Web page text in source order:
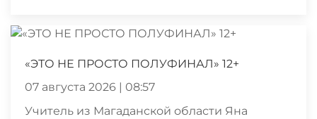
«ЭТО НЕ ПРОСТО ПОЛУФИНАЛ» 12+
07 августа 2026 | 08:57
Учитель из Магаданской области Яна